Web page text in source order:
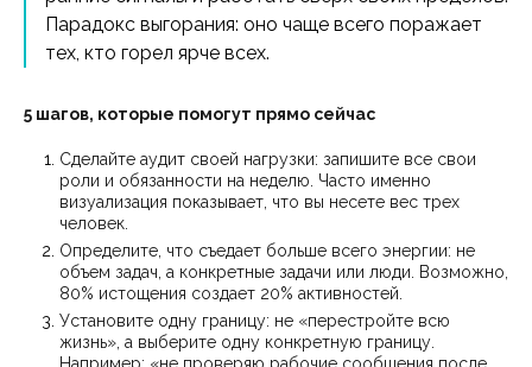
Парадокс выгорания: оно чаще всего поражает
тех, кто горел ярче всех.
5 шагов, которые помогут прямо сейчас
Сделайте аудит своей нагрузки: запишите все свои
роли и обязанности на неделю. Часто именно
визуализация показывает, что вы несете вес трех
человек.
Определите, что съедает больше всего энергии: не
объем задач, а конкретные задачи или люди. Возможно,
80% истощения создает 20% активностей.
Установите одну границу: не «перестройте всю
жизнь», а выберите одну конкретную границу.